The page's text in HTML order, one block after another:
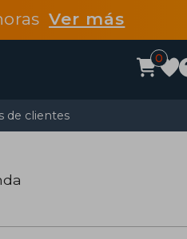
Ver más
0
de clientes